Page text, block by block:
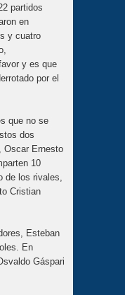
partidos
en
y cuatro
y es que
por el
que no se
dos
Oscar Ernesto
10
de los rivales,
Cristian
Esteban
En
Gáspari